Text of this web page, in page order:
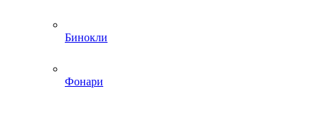
Бинокли
Фонари